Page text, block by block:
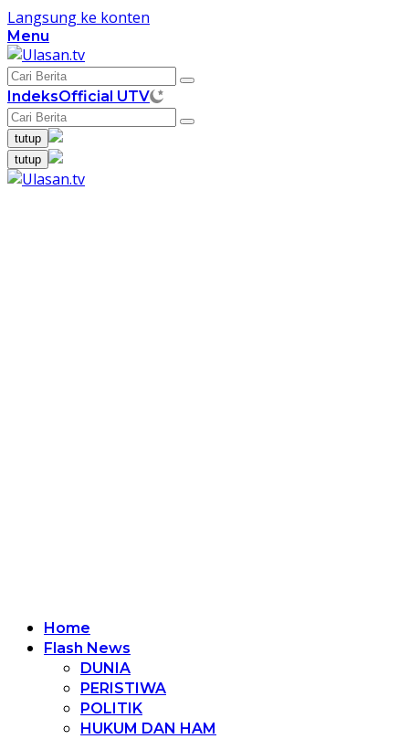
Langsung ke konten
Menu
IndeksOfficial UTV
tutup
tutup
Home
Flash News
DUNIA
PERISTIWA
POLITIK
HUKUM DAN HAM